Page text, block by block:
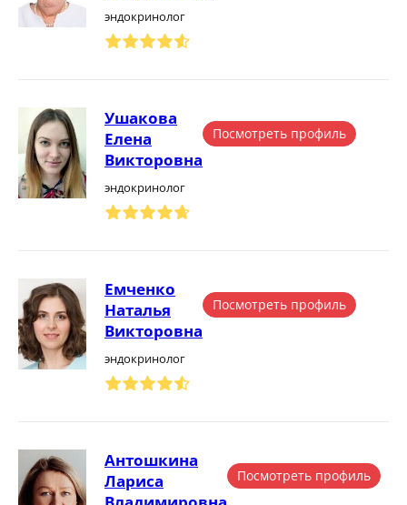
эндокринолог
Ушакова
Елена
Викторовна
эндокринолог
Посмотреть профиль
Емченко
Наталья
Викторовна
эндокринолог
Посмотреть профиль
Антошкина
Лариса
Посмотреть профиль